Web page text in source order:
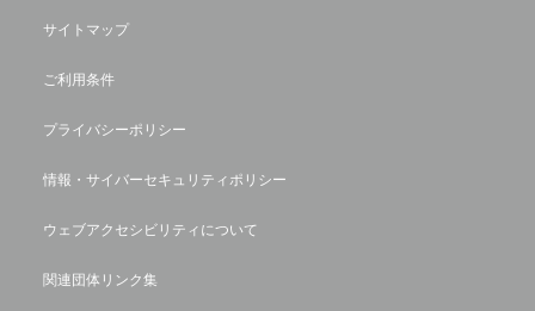
サイトマップ
ご利用条件
プライバシーポリシー
情報・サイバーセキュリティポリシー
ウェブアクセシビリティについて
関連団体リンク集